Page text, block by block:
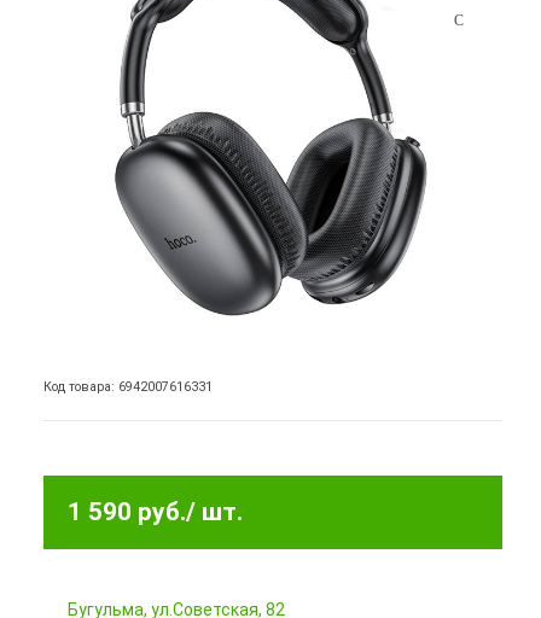
Код товара: 6942007616331
1 590 руб./ шт.
Бугульма, ул.Советская, 82